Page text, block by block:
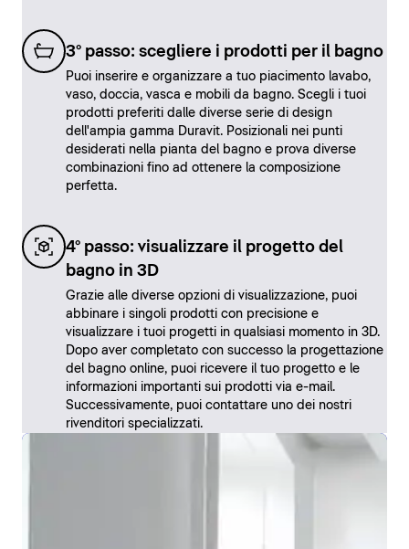
3° passo: scegliere i prodotti per il bagno
Puoi inserire e organizzare a tuo piacimento lavabo,
vaso, doccia, vasca e mobili da bagno. Scegli i tuoi
prodotti preferiti dalle diverse serie di design
dell'ampia gamma Duravit. Posizionali nei punti
desiderati nella pianta del bagno e prova diverse
combinazioni fino ad ottenere la composizione
perfetta.
4° passo: visualizzare il progetto del
bagno in 3D
Grazie alle diverse opzioni di visualizzazione, puoi
abbinare i singoli prodotti con precisione e
visualizzare i tuoi progetti in qualsiasi momento in 3D.
Dopo aver completato con successo la progettazione
del bagno online, puoi ricevere il tuo progetto e le
informazioni importanti sui prodotti via e-mail.
Successivamente, puoi contattare uno dei nostri
rivenditori specializzati.